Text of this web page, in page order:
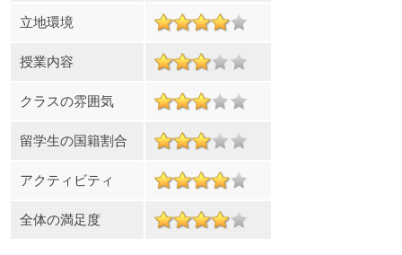
立地環境
授業内容
クラスの雰囲気
留学生の国籍割合
アクティビティ
全体の満足度